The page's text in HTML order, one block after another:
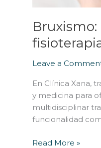
Leave a
En Clínica Xana,
y medicina para
multidisciplinar
funcionalidad
Read More »